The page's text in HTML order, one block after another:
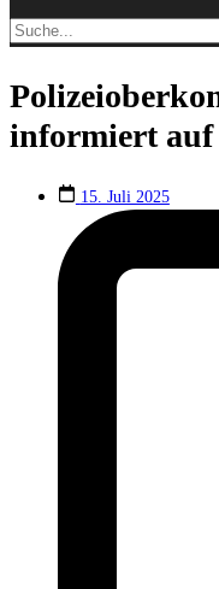
informiert auf
15. Juli 2025